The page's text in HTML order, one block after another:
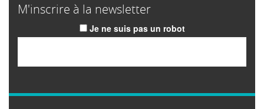
M'inscrire à la newsletter
Je ne suis pas un robot